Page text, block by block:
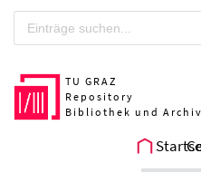
Zum Hauptteil springen
TU GRAZ
Repository
Bibliothek und Archiv